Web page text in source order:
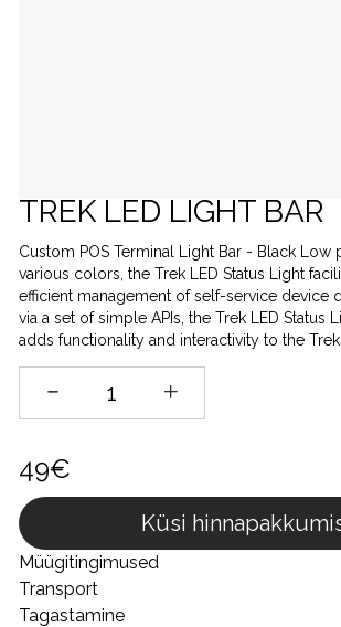
TREK LED LIGHT BAR
Custom POS Terminal Light Bar - Black Low
various colors, the Trek LED Status Light
efficient management of self-service device
via a set of simple APIs, the Trek LED Status
adds functionality and interactivity to the Trek.
49€
Küsi
Müügitingimused
Transport
Tagastamine